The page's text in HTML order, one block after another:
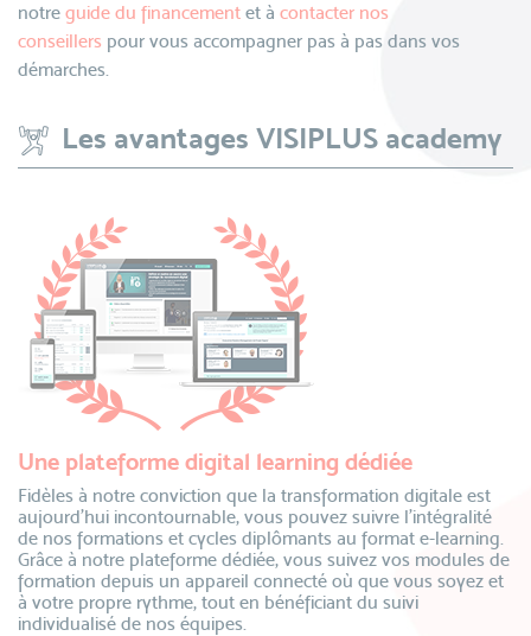
notre guide du financement et à contacter nos
conseillers pour vous accompagner pas à pas dans vos
démarches.
Les avantages VISIPLUS academy
Une plateforme digital learning dédiée
Fidèles à notre conviction que la transformation digitale est
aujourd’hui incontournable, vous pouvez suivre l’intégralité
de nos formations et cycles diplômants au format e-learning.
Grâce à notre plateforme dédiée, vous suivez vos modules de
formation depuis un appareil connecté où que vous soyez et
à votre propre rythme, tout en bénéficiant du suivi
individualisé de nos équipes.